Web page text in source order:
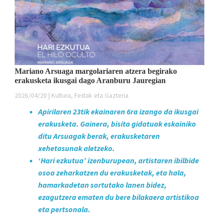
Mariano Arsuaga margolariaren atzera begirako
erakusketa ikusgai dago Aranburu Jauregian
2026/04/20 | Kultura, Festak eta Gazteria
Apirilaren 23tik ekainaren 6ra izango da ikusgai
erakusketa. Gainera, bisita gidatuak eskainiko
ditu Arsuagak berak, erakusketaren
xehetasunak aletzeko.
‘Hari ezkutua’ izenburupean, artistaren ibilbide
osoa zeharkatzen du erakusketak, eta hala,
hamarkadetan sortutako lanen bidez,
ezagutzera ematen du bere bilakaera artistikoa
eta pertsonala.